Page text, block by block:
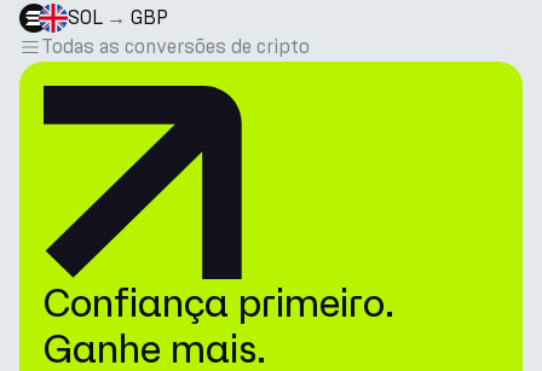
SOL → GBP
Todas as conversões de cripto
Confiança primeiro.
Ganhe mais.